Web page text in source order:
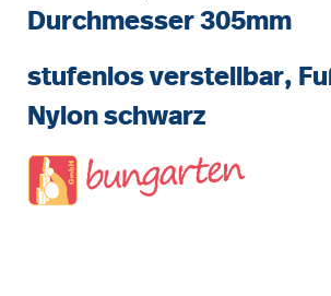
Durchmesser 305mm
stufenlos verstellbar,
Nylon schwarz